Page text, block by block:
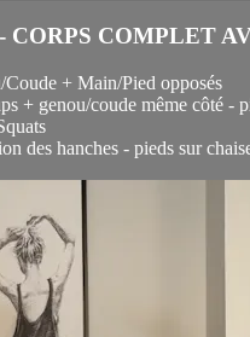
CORPS COMPLET
+ Main/Pied opposés
+ genou/coude même côté -
des hanches - pieds sur